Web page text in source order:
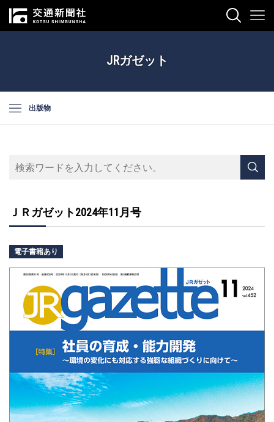
JRガゼット
出版物
ＪＲガゼット2024年11月号
電子書籍あり